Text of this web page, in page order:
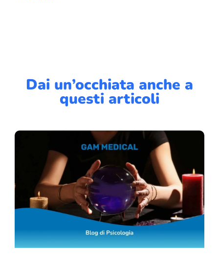
Dai un’occhiata anche a
questi articoli